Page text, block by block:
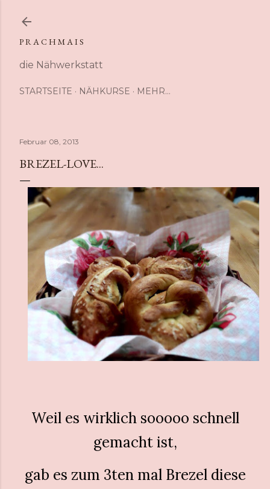
P R A C H M A I S
die Nähwerkstatt
STARTSEITE NÄHKURSE MEHR…
Februar 08, 2013
BREZEL-LOVE...
Weil es wirklich sooooo schnell
gemacht ist,
gab es zum 3ten mal Brezel diese